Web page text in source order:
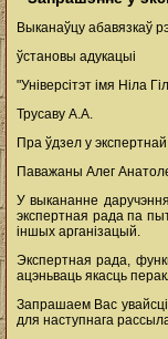
Выканаўцу абавязкаў
ўстановы адукацыі
"Універсітэт імя Ніла
Трусаву А.А.
Пра ўдзел у
Паважаны Алег
У выкананне
экспертная рада па
іншых арганізацый.
Экспертная рада,
ацэньваць якасць
Запрашаем Вас
для наступнага